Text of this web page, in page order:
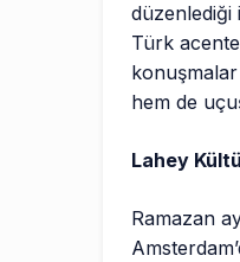
düzenlediği
Türk
hem de
Lahey
Ramazan